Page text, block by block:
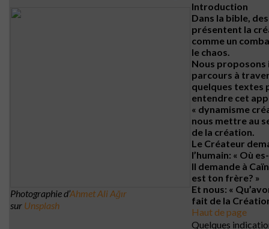
Photographie d’Ahmet Ali Ağır
sur Unsplash
Introduction
Dans la bible,
présentent la
comme un
le chaos.
Nous proposons
parcours à
quelques textes
entendre cet
« dynamisme
nous mettre au
de la création.
Le Créateur
l’humain: « Où
Il demande à
est ton frère? »
Et nous: «
fait de la
Haut de page
Quelques